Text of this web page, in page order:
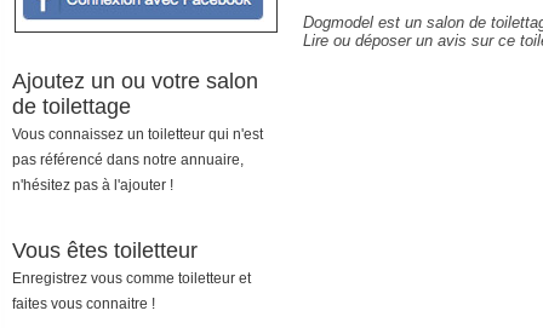
Dogmodel est un salon de
Lire ou déposer un avis sur ce
Ajoutez un ou votre salon
de toilettage
Vous connaissez un toiletteur qui n'est
pas référencé dans notre annuaire,
n'hésitez pas à l'ajouter !
Vous êtes toiletteur
Enregistrez vous comme toiletteur et
faites vous connaitre !